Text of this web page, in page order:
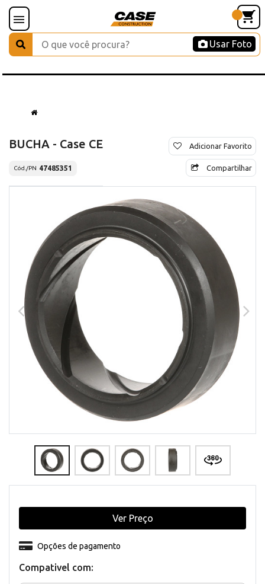
Usar Foto
BUCHA - Case CE
Cód./PN 47485351
Adicionar Favorito
Compartilhar
Compativel com:
Opções de pagamento
Ver Preço